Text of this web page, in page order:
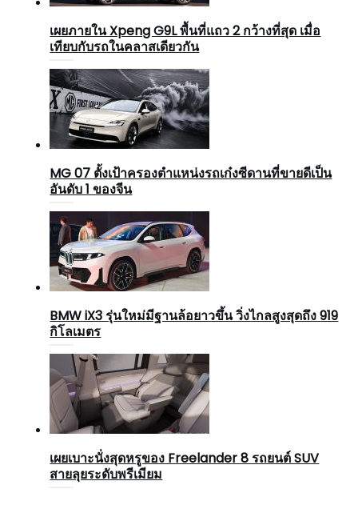
เผยภายใน Xpeng G9L พื้นที่แถว 2 กว้างที่สุด เมื่อ
เทียบกับรถในคลาสเดียวกัน
MG 07 ตั้งเป้าครองตำแหน่งรถเก๋งซีดานที่ขายดีเป็น
อันดับ 1 ของจีน
BMW iX3 รุ่นใหม่มีฐานล้อยาวขึ้น วิ่งไกลสูงสุดถึง 919
กิโลเมตร
เผยเบาะนั่งสุดหรูของ Freelander 8 รถยนต์ SUV
สายลุยระดับพรีเมียม